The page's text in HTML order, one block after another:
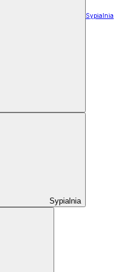
Sypialnia
Sypialnia